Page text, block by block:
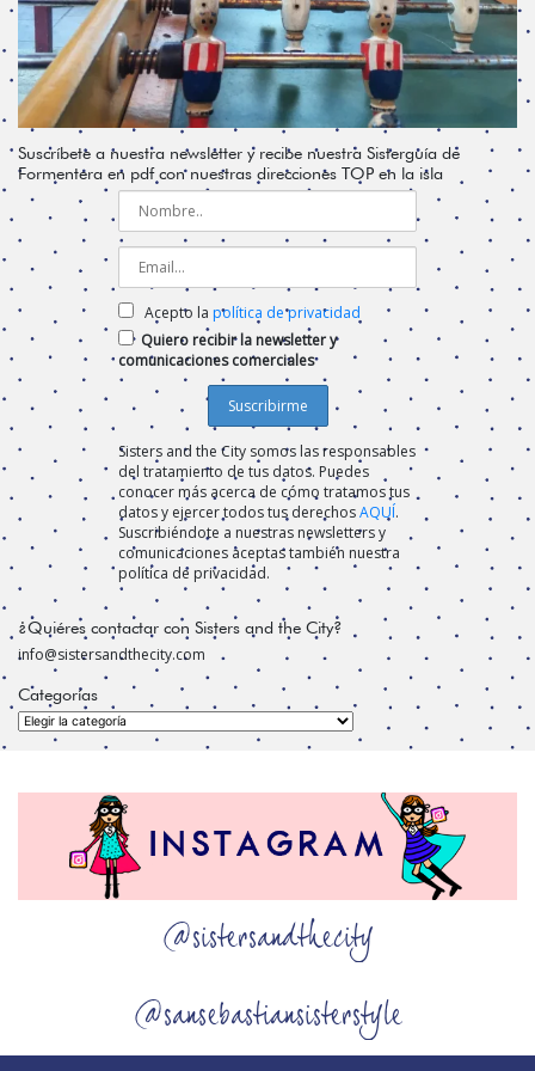
Suscríbete a nuestra newsletter y recibe nuestra Sisterguía de
Formentera en pdf con nuestras direcciones TOP en la isla
Acepto la política de privacidad
Quiero recibir la newsletter y
comunicaciones comerciales
Sisters and the City somos las responsables
del tratamiento de tus datos. Puedes
conocer más acerca de cómo tratamos tus
datos y ejercer todos tus derechosAQUÍ.
Suscribiéndote a nuestras newsletters y
comunicaciones aceptas también nuestra
política de privacidad.
¿Quiéres contactar con Sisters and the City?
info@sistersandthecity.com
Categorías
Categorías
@sistersandthecity
@sansebastiansisterstyle